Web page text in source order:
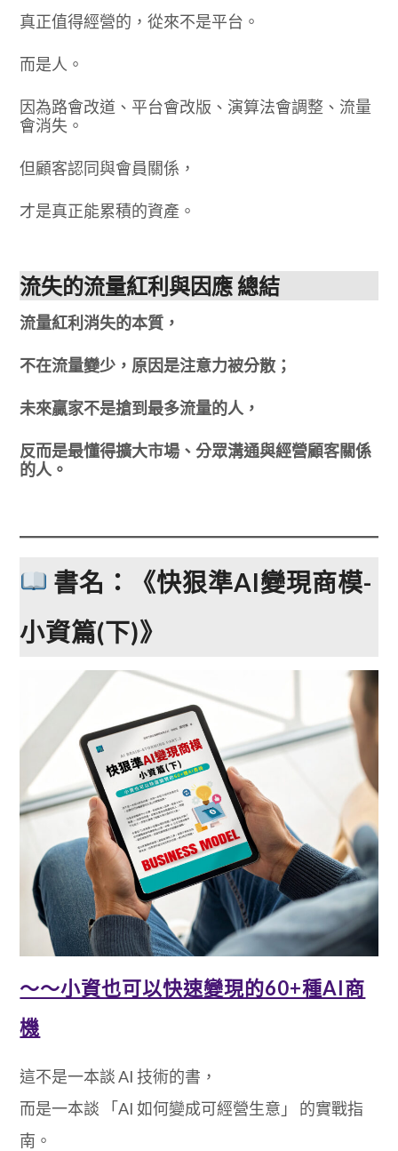
真正值得經營的，從來不是平台。
而是人。
因為路會改道、平台會改版、演算法會調整、流量
會消失。
但顧客認同與會員關係，
才是真正能累積的資產。
流失的流量紅利與因應 總結
流量紅利消失的本質，
不在流量變少，原因是注意力被分散；
未來贏家不是搶到最多流量的人，
反而是最懂得擴大市場、分眾溝通與經營顧客關係
的人。
書名：《快狠準AI變現商模-
小資篇(下)》
～～小資也可以快速變現的60+種AI商
機
這不是一本談 AI 技術的書，
而是一本談 「AI 如何變成可經營生意」 的實戰指
南。